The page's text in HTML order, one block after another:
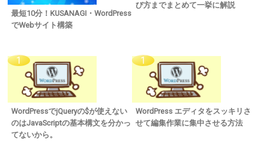
最短10分！KUSANAGI・WordPress
でWebサイト構築
び方までまとめて一挙に解説
WordPressでjQueryの$が使えない
のはJavaScriptの基本構文を分かっ
てないから。
WordPress エディタをスッキリさ
せて編集作業に集中させる方法